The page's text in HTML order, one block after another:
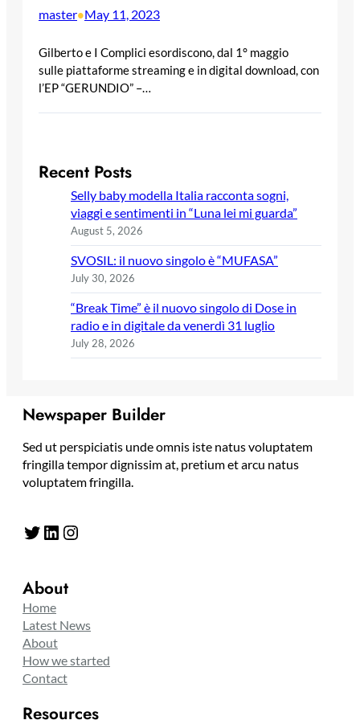
master•May 11, 2023
Gilberto e I Complici esordiscono, dal 1° maggio
sulle piattaforme streaming e in digital download, con
l’EP “GERUNDIO” –…
Recent Posts
Selly baby modella Italia racconta sogni,
viaggi e sentimenti in “Luna lei mi guarda”
August 5, 2026
SVOSIL: il nuovo singolo è “MUFASA”
July 30, 2026
“Break Time” è il nuovo singolo di Dose in
radio e in digitale da venerdì 31 luglio
July 28, 2026
Newspaper Builder
Sed ut perspiciatis unde omnis iste natus voluptatem
fringilla tempor dignissim at, pretium et arcu natus
voluptatem fringilla.
Twitter LinkedIn Instagram
About
Home
Latest News
About
How we started
Contact
Resources